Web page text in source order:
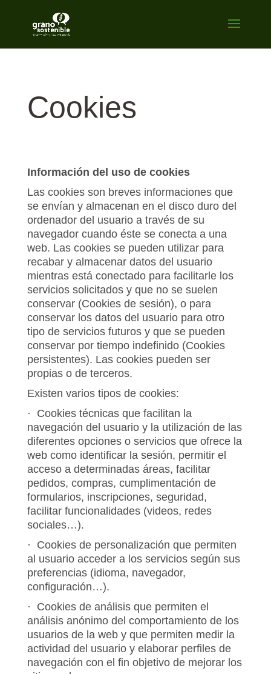
Cookies
Información del uso de cookies
Las cookies son breves informaciones que
se envían y almacenan en el disco duro del
ordenador del usuario a través de su
navegador cuando éste se conecta a una
web. Las cookies se pueden utilizar para
recabar y almacenar datos del usuario
mientras está conectado para facilitarle los
servicios solicitados y que no se suelen
conservar (Cookies de sesión), o para
conservar los datos del usuario para otro
tipo de servicios futuros y que se pueden
conservar por tiempo indefinido (Cookies
persistentes). Las cookies pueden ser
propias o de terceros.
Existen varios tipos de cookies:
· Cookies técnicas que facilitan la
navegación del usuario y la utilización de las
diferentes opciones o servicios que ofrece la
web como identificar la sesión, permitir el
acceso a determinadas áreas, facilitar
pedidos, compras, cumplimentación de
formularios, inscripciones, seguridad,
facilitar funcionalidades (videos, redes
sociales…).
· Cookies de personalización que permiten
al usuario acceder a los servicios según sus
preferencias (idioma, navegador,
configuración…).
· Cookies de análisis que permiten el
análisis anónimo del comportamiento de los
usuarios de la web y que permiten medir la
actividad del usuario y elaborar perfiles de
navegación con el fin objetivo de mejorar los